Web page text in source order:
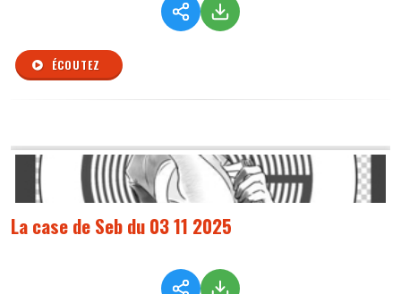
ÉCOUTEZ
La case de Seb du 03 11 2025